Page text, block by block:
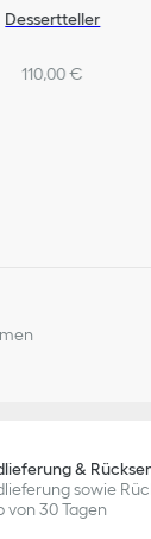
Dessertteller
110,00 €
&
sowie
von 30 Tagen